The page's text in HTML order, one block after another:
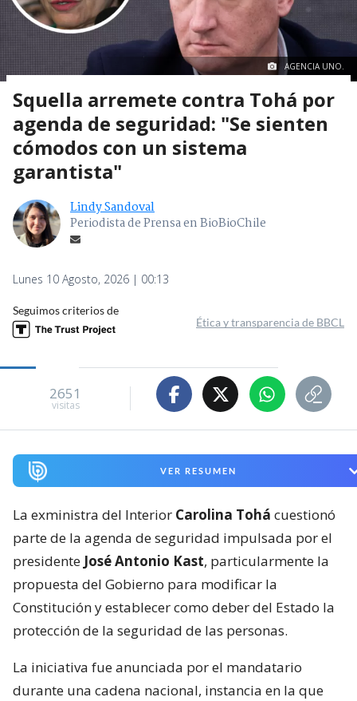
AGENCIA UNO.
Squella arremete contra Tohá por
agenda de seguridad: "Se sienten
cómodos con un sistema
garantista"
Lindy Sandoval
Periodista de Prensa en BioBioChile
Lunes 10 Agosto, 2026 | 00:13
Seguimos criterios de
Ética y transparencia de BBCL
2651
visitas
VER RESUMEN
La exministra del Interior Carolina Tohá cuestionó
parte de la agenda de seguridad impulsada por el
presidente José Antonio Kast, particularmente la
propuesta del Gobierno para modificar la
Constitución y establecer como deber del Estado la
protección de la seguridad de las personas.
La iniciativa fue anunciada por el mandatario
durante una cadena nacional, instancia en la que